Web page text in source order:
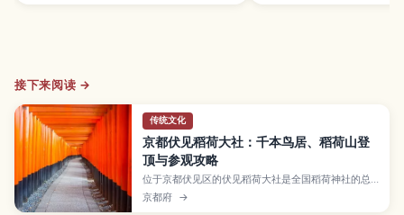
接下来阅读 →
传统文化
京都伏见稻荷大社：千本鸟居、稻荷山登
顶与参观攻略
位于京都伏见区的伏见稻荷大社是全国稻荷神社的总
本宫，以绵延不绝的朱红「千本鸟居」和稻荷山登山
步道闻名世界。本文将介绍必拍鸟居景点、散布境内
京都府 →